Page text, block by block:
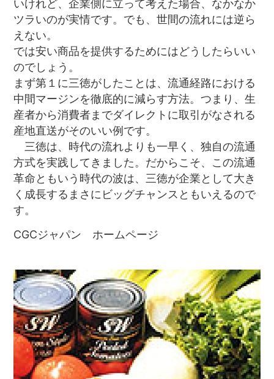
いけれど、企業側に立って考えた場合、なかなか
ツラいのが実情です。でも、世間の流れには逆ら
えない。
では安い商品を提供するためにはどうしたらいい
のでしょう。
まず第１に三徳がしたことは、流通経路における
中間マージンを徹底的に減らす方法。つまり、生
産者から消費者までダイレクトに取引がなされる
産地直送がそのいい例です。
三徳は、時代の流れよりも一早く、独自の流通
方式を実践してきました。だからこそ、この流通
革命ともいう時代の波は、三徳が企業として大き
く成長するまさにビッグチャンスともいえるので
す。
CGCジャパン ホームページ